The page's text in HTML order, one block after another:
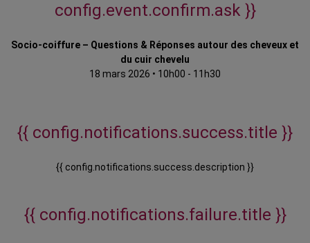
config.event.confirm.ask }}
Socio-coiffure – Questions & Réponses autour des cheveux et
du cuir chevelu
18 mars 2026 • 10h00 - 11h30
{{ config.notifications.success.title }}
{{ config.notifications.success.description }}
{{ config.notifications.failure.title }}